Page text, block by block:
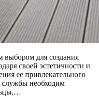
выбором для создания
своей эстетичности и
ее привлекательного
службы необходим